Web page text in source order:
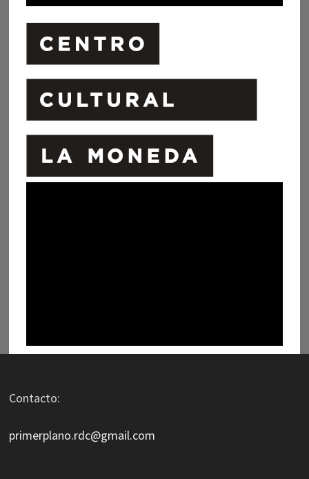
Contacto:
primerplano.rdc@gmail.com